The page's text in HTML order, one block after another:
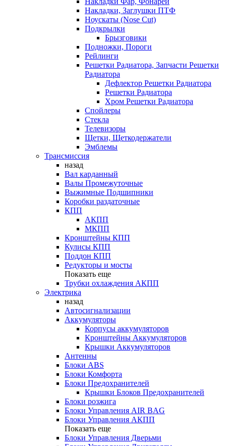
Накладки, Заглушки ПТФ
Ноускаты (Nose Cut)
Подкрылки
Брызговики
Подножки, Пороги
Рейлинги
Решетки Радиатора, Запчасти Решетки
Радиатора
Дефлектор Решетки Радиатора
Решетки Радиатора
Хром Решетки Радиатора
Спойлеры
Стекла
Телевизоры
Щетки, Щеткодержатели
Эмблемы
Трансмиссия
назад
Вал карданный
Валы Промежуточные
Выжимные Подшипники
Коробки раздаточные
КПП
АКПП
МКПП
Кронштейны КПП
Кулисы КПП
Поддон КПП
Редукторы и мосты
Показать еще
Трубки охлаждения АКПП
Электрика
назад
Автосигнализации
Аккумуляторы
Корпусы аккумуляторов
Кронштейны Аккумуляторов
Крышки Аккумуляторов
Антенны
Блоки ABS
Блоки Комфорта
Блоки Предохранителей
Крышки Блоков Предохранителей
Блоки розжига
Блоки Управления AIR BAG
Блоки Управления АКПП
Показать еще
Блоки Управления Дверьми